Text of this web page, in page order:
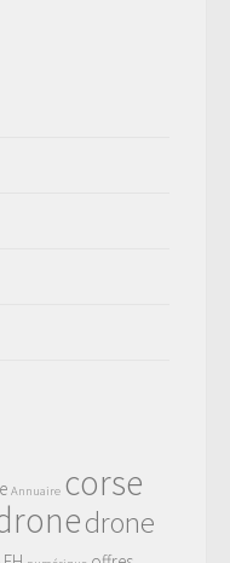
Annuaire corse
drone